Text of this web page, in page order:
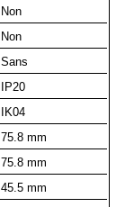
Non
Non
Sans
IP20
IK04
75.8 mm
75.8 mm
45.5 mm